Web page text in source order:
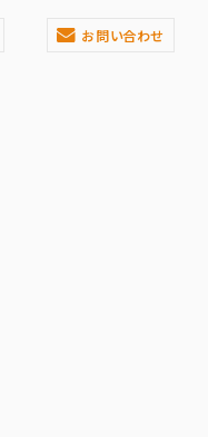
お問い合わせ